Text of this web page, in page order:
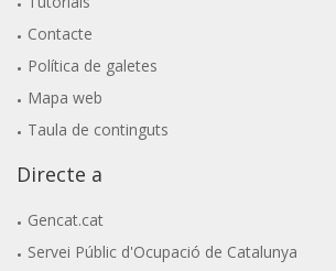
Contacte
Política de galetes
Mapa web
Taula de continguts
Directe a
Gencat.cat
Servei Públic d'Ocupació de Catalunya